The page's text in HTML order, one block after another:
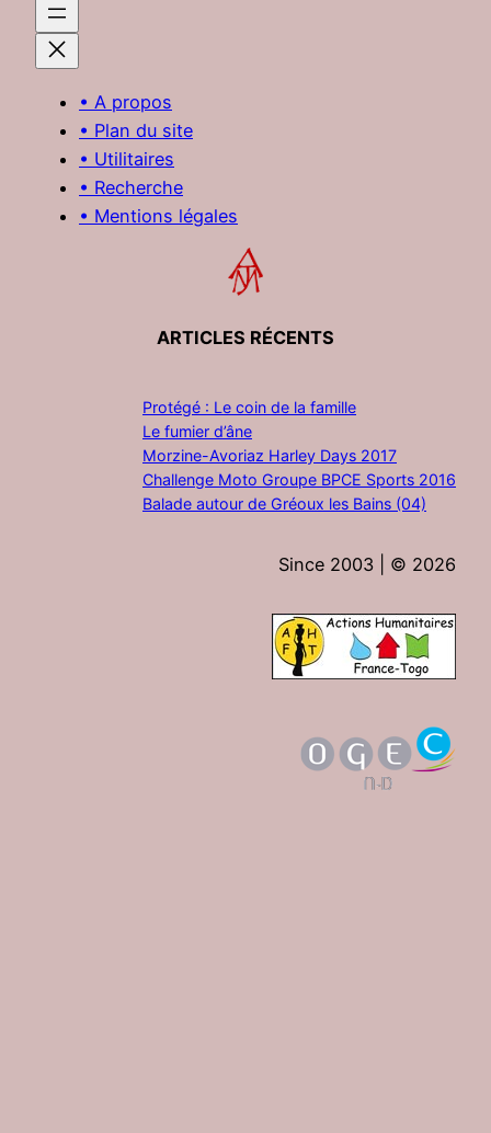
• A propos
• Plan du site
• Utilitaires
• Recherche
• Mentions légales
ARTICLES RÉCENTS
Protégé : Le coin de la famille
Le fumier d’âne
Morzine-Avoriaz Harley Days 2017
Challenge Moto Groupe BPCE Sports 2016
Balade autour de Gréoux les Bains (04)
Since 2003 | © 2026